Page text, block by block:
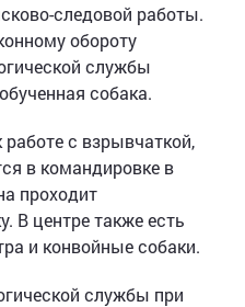
следовой работы.
обороту
службы
собака.
с взрывчаткой,
в командировке в
проходит
В центре также есть
и конвойные собаки.
службы при